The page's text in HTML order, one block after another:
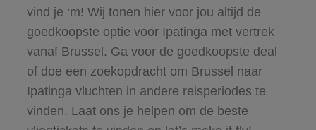
vind je ‘m! Wij tonen hier voor jou altijd de
goedkoopste optie voor Ipatinga met vertrek
vanaf Brussel. Ga voor de goedkoopste deal
of doe een zoekopdracht om Brussel naar
Ipatinga vluchten in andere reisperiodes te
vinden. Laat ons je helpen om de beste